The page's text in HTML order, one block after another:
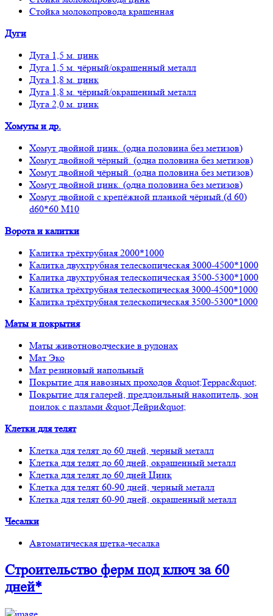
Стойка молокопровода крашенная
Дуги
Дуга 1,5 м. цинк
Дуга 1,5 м. чёрный/окрашенный металл
Дуга 1,8 м. цинк
Дуга 1,8 м. чёрный/окрашенный металл
Дуга 2,0 м. цинк
Хомуты и др.
Хомут двойной цинк. (одна половина без метизов)
Хомут двойной чёрный. (одна половина без метизов)
Хомут двойной чёрный. (одна половина без метизов)
Хомут двойной цинк. (одна половина без метизов)
Хомут двойной с крепёжной планкой чёрный.(d 60)
d60*60 М10
Ворота и калитки
Калитка трёхтрубная 2000*1000
Калитка двухтрубная телескопическая 3000-4500*1000
Калитка двухтрубная телескопическая 3500-5300*1000
Калитка трёхтрубная телескопическая 3000-4500*1000
Калитка трёхтрубная телескопическая 3500-5300*1000
Маты и покрытия
Маты животноводческие в рулонах
Мат Эко
Мат резиновый напольный
Покрытие для навозных проходов &quot;Террас&quot;
Покрытие для галерей, преддоильный накопитель, зон
поилок с пазлами &quot;Дейри&quot;
Клетки для телят
Клетка для телят до 60 дней, черный металл
Клетка для телят до 60 дней, окрашенный металл
Клетка для телят до 60 дней Цинк
Клетка для телят 60-90 дней, черный металл
Клетка для телят 60-90 дней, окрашенный металл
Чесалки
Автоматическая щетка-чесалка
Строительство фермпод ключ за 60
дней*